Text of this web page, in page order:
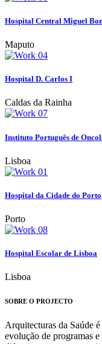
Hospital Central Miguel
Maputo
Hospital D. Carlos I
Caldas da Rainha
Instituto Português de
Lisboa
Hospital da Cidade do Porto
Porto
Hospital Escolar de Lisboa
Lisboa
SOBRE O PROJECTO
Arquitecturas da Saúde
evolução de programas